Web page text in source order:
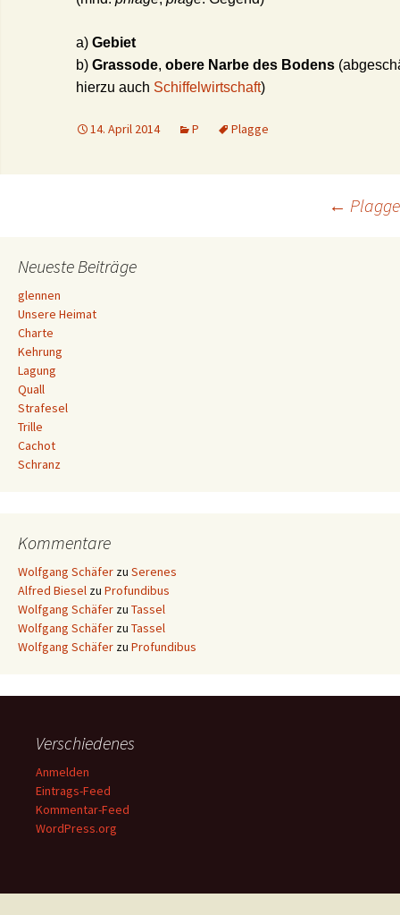
a) Gebiet
b) Grassode, obere Narbe des Bodens
hierzu auch Schiffelwirtschaft)
14. April 2014 P Plagge
Navigation
←
Neueste Beiträge
glennen
Unsere Heimat
Charte
Kehrung
Lagung
Quall
Strafesel
Trille
Cachot
Schranz
Kommentare
Wolfgang Schäfer zu Serenes
Alfred Biesel zu Profundibus
Wolfgang Schäfer zu Tassel
Wolfgang Schäfer zu Tassel
Wolfgang Schäfer zu Profundibus
Verschiedenes
Anmelden
Eintrags-Feed
Kommentar-Feed
WordPress.org